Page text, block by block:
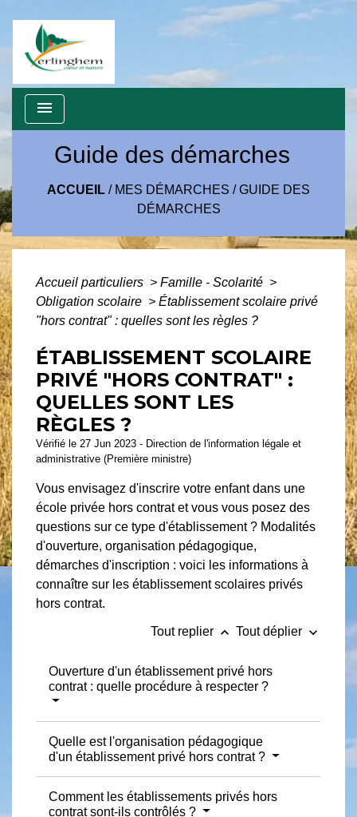
menu
Guide des démarches
ACCUEIL / MES DÉMARCHES /GUIDE DES
DÉMARCHES
Accueil particuliers > Famille - Scolarité >
Obligation scolaire > Établissement scolaire privé
"hors contrat" : quelles sont les règles ?
ÉTABLISSEMENT SCOLAIRE
PRIVÉ "HORS CONTRAT" :
QUELLES SONT LES
RÈGLES ?
Vérifié le 27 Jun 2023 - Direction de l'information légale et
administrative (Première ministre)
Vous envisagez d'inscrire votre enfant dans une
école privée hors contrat et vous vous posez des
questions sur ce type d'établissement ? Modalités
d'ouverture, organisation pédagogique,
démarches d'inscription : voici les informations à
connaître sur les établissement scolaires privés
hors contrat.
Tout replier keyboard_arrow_up Tout déplier keyboard_arrow_down
Ouverture d'un établissement privé hors
contrat : quelle procédure à respecter ?
Quelle est l'organisation pédagogique
d'un établissement privé hors contrat ?
Comment les établissements privés hors
contrat sont-ils contrôlés ?